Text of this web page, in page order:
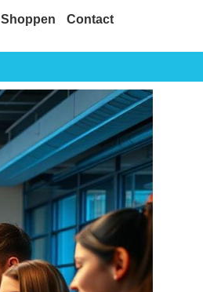
Shoppen Contact